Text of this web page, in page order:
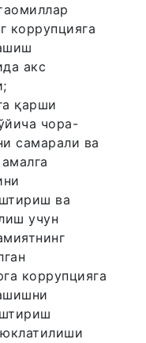
коррупцияга
акс
қарши
чора-
самарали ва
ва
учун
коррупцияга